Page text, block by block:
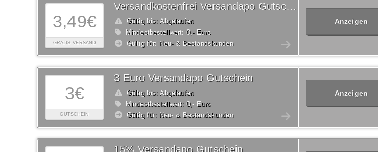
3,49€
GRATIS VERSAND
Versandkostenfrei Versandapo Gutschein
Gültig bis: Abgelaufen
Mindestbestellwert: 0,- Euro
Gültig für: Neu- & Bestandskunden
Anzeigen
3€
GUTSCHEIN
3 Euro Versandapo Gutschein
Gültig bis: Abgelaufen
Mindestbestellwert: 0,- Euro
Gültig für: Neu- & Bestandskunden
Anzeigen
15% Versandapo Gutschein